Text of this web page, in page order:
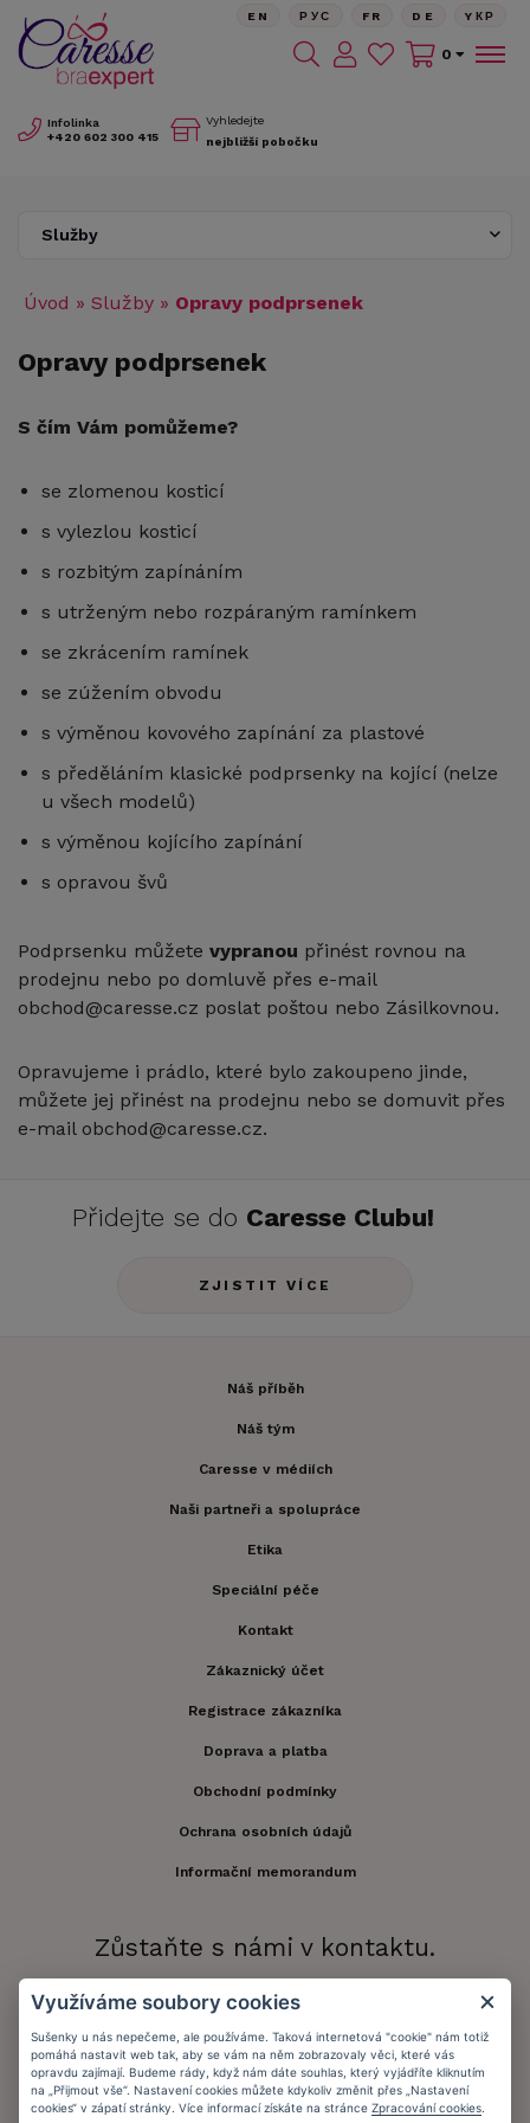
Infolinka
+420 602 300 415
Vyhledejte
nejbližší pobočku
EN РУС FR DE YКР
0
Služby
Úvod » Služby » Opravy podprsenek
Opravy podprsenek
S čím Vám pomůžeme?
se zlomenou kosticí
s vylezlou kosticí
s rozbitým zapínáním
s utrženým nebo rozpáraným ramínkem
se zkrácením ramínek
se zúžením obvodu
s výměnou kovového zapínání za plastové
s předěláním klasické podprsenky na kojící (nelze
u všech modelů)
s výměnou kojícího zapínání
s opravou švů
Podprsenku můžete vypranou přinést rovnou na
prodejnu nebo po domluvě přes e-mail
obchod@caresse.cz poslat poštou nebo Zásilkovnou.
Opravujeme i prádlo, které bylo zakoupeno jinde,
můžete jej přinést na prodejnu nebo se domuvit přes
e-mail obchod@caresse.cz.
Přidejte se do Caresse Clubu!
ZJISTIT VÍCE
Náš příběh
Náš tým
Caresse v médiích
Naši partneři a spolupráce
Etika
Speciální péče
Kontakt
Zákaznický účet
Registrace zákazníka
Doprava a platba
Obchodní podmínky
Ochrana osobních údajů
Informační memorandum
Zůstaňte s námi v kontaktu.
Přijímáme platby:
Využíváme soubory cookies
Sušenky u nás nepečeme, ale používáme. Taková internetová "cookie" nám totiž
pomáhá nastavit web tak, aby se vám na něm zobrazovaly věci, které vás
opravdu zajímají. Budeme rády, když nám dáte souhlas, který vyjádříte kliknutím
na „Přijmout vše“. Nastavení cookies můžete kdykoliv změnit přes „Nastavení
cookies“ v zápatí stránky. Více informací získáte na stránce Zpracování cookies